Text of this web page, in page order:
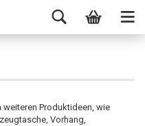
weiteren Produktideen, wie
Vorhang,